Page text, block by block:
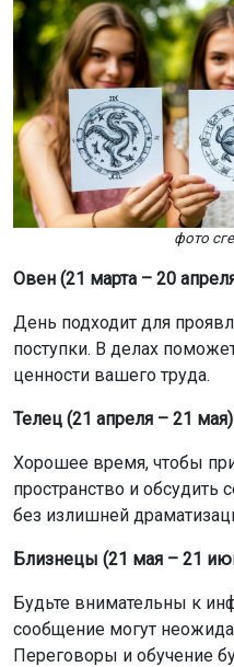
фото
Овен (21 марта – 20
День подходит для
поступки. В делах
ценности вашего труда.
Телец (21 апреля – 21 мая)
Хорошее время, чтобы
пространство и
без излишней
Близнецы (21 мая – 21
Будьте внимательны к
сообщение могут
Переговоры и обучение